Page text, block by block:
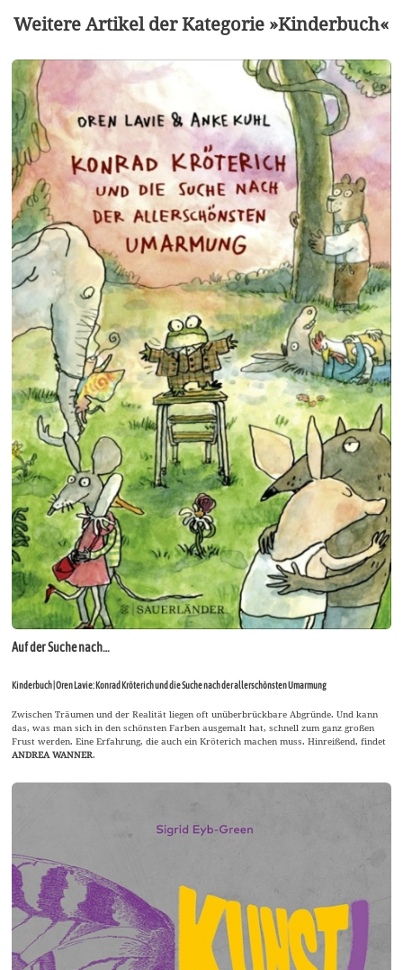
Weitere Artikel der Kategorie »Kinderbuch«
Auf der Suche nach…
Kinderbuch | Oren Lavie: Konrad Kröterich und die Suche nach der allerschönsten Umarmung
Zwischen Träumen und der Realität liegen oft unüberbrückbare Abgründe. Und kann
das, was man sich in den schönsten Farben ausgemalt hat, schnell zum ganz großen
Frust werden. Eine Erfahrung, die auch ein Kröterich machen muss. Hinreißend, findet
ANDREA WANNER.